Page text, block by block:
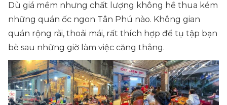
Dù giá mềm nhưng chất lượng không hề thua kém
những quán ốc ngon Tân Phú nào. Không gian
quán rộng rãi, thoải mái, rất thích hợp để tụ tập bạn
bè sau những giờ làm việc căng thẳng.